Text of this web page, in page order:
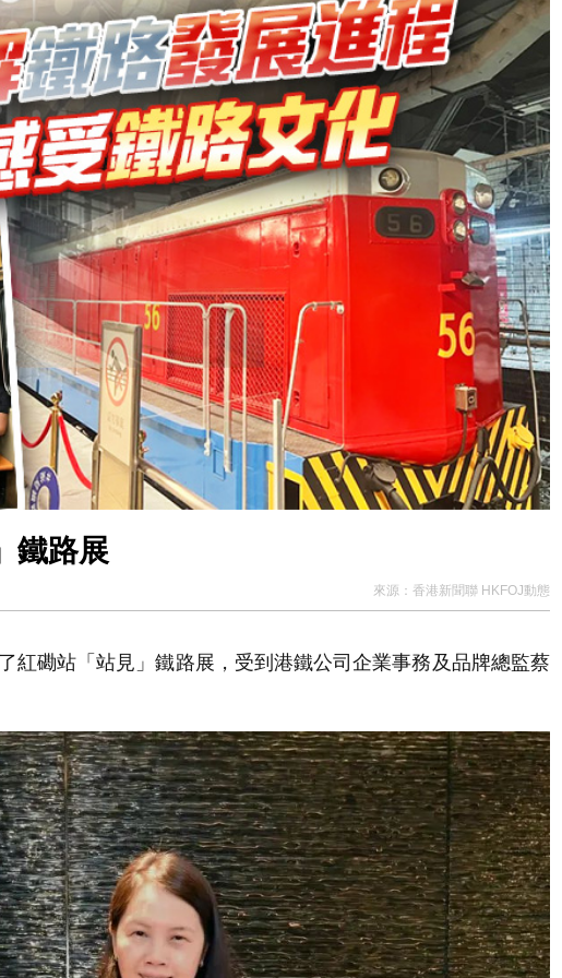
髮男團「大四喜」：十年深厚情誼 有歡亦有淚 緬懷「豹 23:58
賬戶
23:38
便利灣區居民
23:29
鐵路展
來源： 香港新聞聯 HKFOJ動態
磡站「站見」鐵路展，受到港鐵公司企業事務及品牌總監蔡